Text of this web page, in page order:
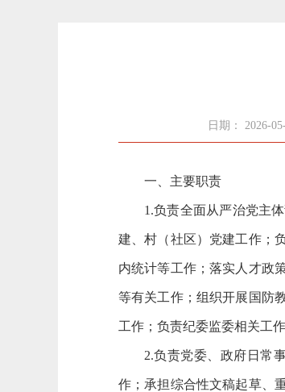
日期： 2026-
一、主要职责
1.负责全面从严治党主
建、村（社区）党建工作；
内统计等工作；落实人才政
等有关工作；组织开展国防
工作；负责纪委监委相关工
2.负责党委、政府日常
作；承担综合性文稿起草、